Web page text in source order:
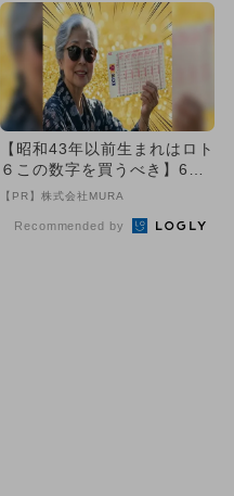
【昭和43年以前生まれはロト
６この数字を買うべき】6つ
の数字が「完全一致」する
【PR】株式会社MURA
Recommended by